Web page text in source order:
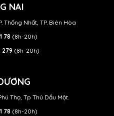
NAI
Thống Nhất, TP. Biên Hòa
78 (8h-20h)
279 (8h-20h)
Thọ, Tp Thủ Dầu Một.
78 (8h-20h)